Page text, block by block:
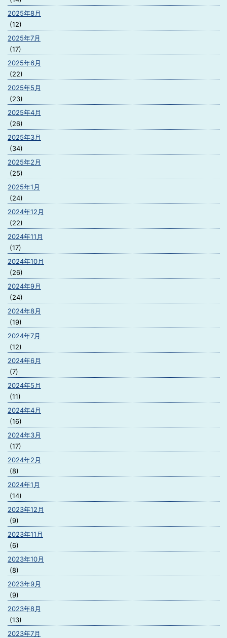
2025年8月
(12)
2025年7月
(17)
2025年6月
(22)
2025年5月
(23)
2025年4月
(26)
2025年3月
(34)
2025年2月
(25)
2025年1月
(24)
2024年12月
(22)
2024年11月
(17)
2024年10月
(26)
2024年9月
(24)
2024年8月
(19)
2024年7月
(12)
2024年6月
(7)
2024年5月
(11)
2024年4月
(16)
2024年3月
(17)
2024年2月
(8)
2024年1月
(14)
2023年12月
(9)
2023年11月
(6)
2023年10月
(8)
2023年9月
(9)
2023年8月
(13)
2023年7月